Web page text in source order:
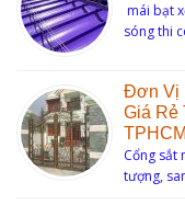
mái bạt
sóng thi
Đơn Vị
Giá Rẻ
TPHCM
Cổng sắt
tượng,